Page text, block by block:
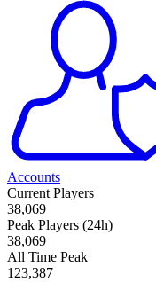
Accounts
Current Players
38,069
Peak Players (24h)
38,069
All Time Peak
123,387